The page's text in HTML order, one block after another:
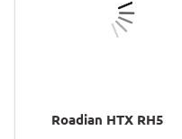
Roadian HTX RH5